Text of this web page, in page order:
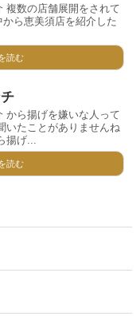
複数の店舗展開をされて
ら恵美須店を紹介した
読む
から揚げを嫌いな人って
いたことがありませんね
揚げ...
読む